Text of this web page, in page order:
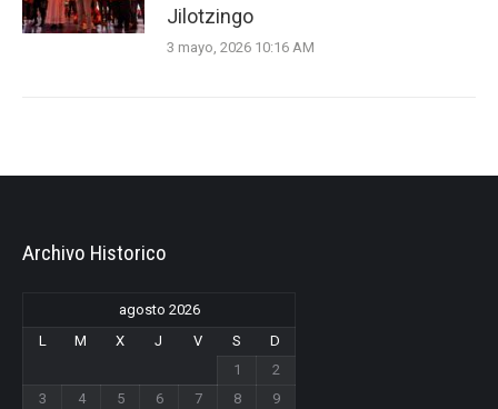
Jilotzingo
3 mayo, 2026 10:16 AM
Archivo Historico
agosto 2026
L
M X J V S
D
1
2
3
4 5 6 7 8
9